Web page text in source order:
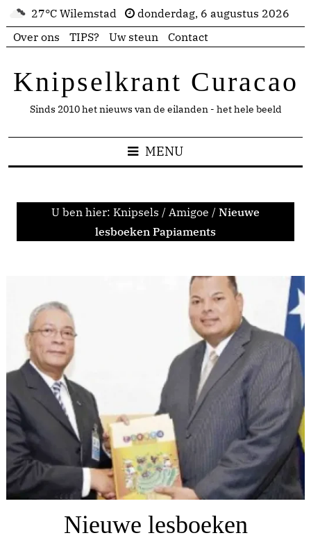
27°C Wilemstad
donderdag, 6 augustus 2026
Over ons
TIPS? Uw steun Contact
Knipselkrant Curacao
Sinds 2010 het nieuws van de eilanden - het hele beeld
MENU
U ben hier: Knipsels / Amigoe / Nieuwe
lesboeken Papiaments
Nieuwe lesboeken